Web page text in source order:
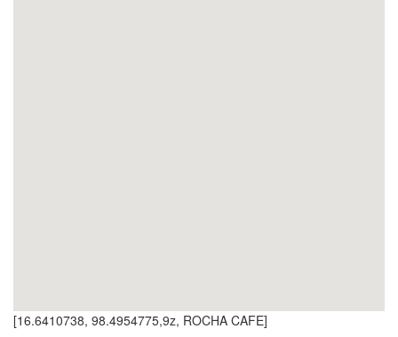
[16.6410738, 98.4954775,9z, ROCHA CAFE]